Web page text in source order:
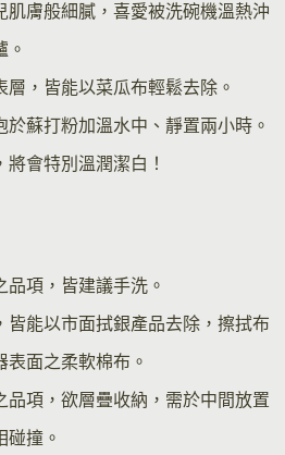
肌膚般細膩，喜愛被洗碗機溫熱沖
。
層，皆能以菜瓜布輕鬆去除。
於蘇打粉加溫水中、靜置兩小時。
會特別溫潤潔白！
項，皆建議手洗。
皆能以市面拭銀產品去除，擦拭布
面之柔軟棉布。
品項，欲層疊收納，需於中間放置
碰撞。